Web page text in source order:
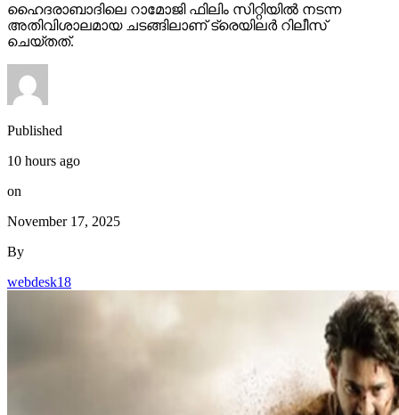
ഹൈദരാബാദിലെ റാമോജി ഫിലിം സിറ്റിയില്‍ നടന്ന
അതിവിശാലമായ ചടങ്ങിലാണ് ട്രെയിലര്‍ റിലീസ്
ചെയ്തത്.
Published
10 hours ago
on
November 17, 2025
By
webdesk18